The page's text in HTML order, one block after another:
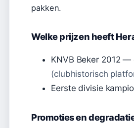
pakken.
Welke prijzen heeft
KNVB Beker 2012
(clubhistorisch
Eerste divisie
Promoties en